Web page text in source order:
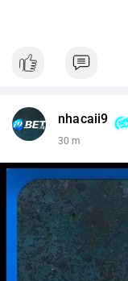
nhacaii9
30 m